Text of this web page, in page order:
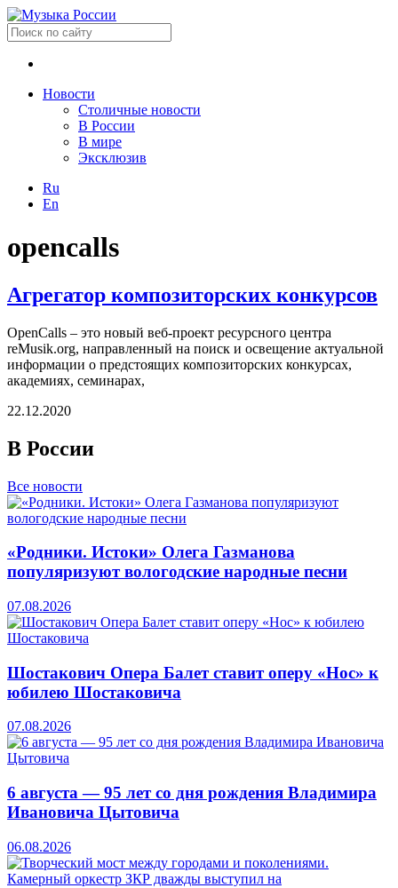
Новости
Столичные новости
В России
В мире
Эксклюзив
Ru
En
opencalls
Агрегатор композиторских конкурсов
OpenCalls – это новый веб-проект ресурсного центра
reMusik.org, направленный на поиск и освещение актуальной
информации о предстоящих композиторских конкурсах,
академиях, семинарах,
22.12.2020
В России
Все новости
«Родники. Истоки» Олега Газманова
популяризуют вологодские народные песни
07.08.2026
Шостакович Опера Балет ставит оперу «Нос» к
юбилею Шостаковича
07.08.2026
6 августа — 95 лет со дня рождения Владимира
Ивановича Цытовича
06.08.2026